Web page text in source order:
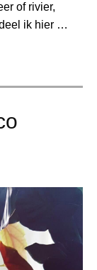
of rivier,
ik hier …